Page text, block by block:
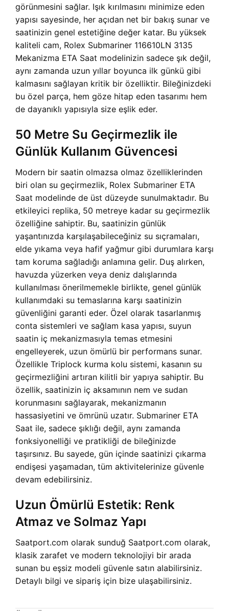
görünmesini sağlar. Işık kırılmasını minimize eden
yapısı sayesinde, her açıdan net bir bakış sunar ve
saatinizin genel estetiğine değer katar. Bu yüksek
kaliteli cam, Rolex Submariner 116610LN 3135
Mekanizma ETA Saat modelinizin sadece şık değil,
aynı zamanda uzun yıllar boyunca ilk günkü gibi
kalmasını sağlayan kritik bir özelliktir. Bileğinizdeki
bu özel parça, hem göze hitap eden tasarımı hem
de dayanıklı yapısıyla size eşlik eder.
50 Metre Su Geçirmezlik ile
Günlük Kullanım Güvencesi
Modern bir saatin olmazsa olmaz özelliklerinden
biri olan su geçirmezlik, Rolex Submariner ETA
Saat modelinde de üst düzeyde sunulmaktadır. Bu
etkileyici replika, 50 metreye kadar su geçirmezlik
özelliğine sahiptir. Bu, saatinizin günlük
yaşantınızda karşılaşabileceğiniz su sıçramaları,
elde yıkama veya hafif yağmur gibi durumlara karşı
tam koruma sağladığı anlamına gelir. Duş alırken,
havuzda yüzerken veya deniz dalışlarında
kullanılması önerilmemekle birlikte, genel günlük
kullanımdaki su temaslarına karşı saatinizin
güvenliğini garanti eder. Özel olarak tasarlanmış
conta sistemleri ve sağlam kasa yapısı, suyun
saatin iç mekanizmasıyla temas etmesini
engelleyerek, uzun ömürlü bir performans sunar.
Özellikle Triplock kurma kolu sistemi, kasanın su
geçirmezliğini artıran kilitli bir yapıya sahiptir. Bu
özellik, saatinizin iç aksamının nem ve sudan
korunmasını sağlayarak, mekanizmanın
hassasiyetini ve ömrünü uzatır. Submariner ETA
Saat ile, sadece şıklığı değil, aynı zamanda
fonksiyonelliği ve pratikliği de bileğinizde
taşırsınız. Bu sayede, gün içinde saatinizi çıkarma
endişesi yaşamadan, tüm aktivitelerinize güvenle
devam edebilirsiniz.
Uzun Ömürlü Estetik: Renk
Atmaz ve Solmaz Yapı
Saatport.com olarak sunduğ Saatport.com olarak,
klasik zarafet ve modern teknolojiyi bir arada
sunan bu eşsiz modeli güvenle satın alabilirsiniz.
Detaylı bilgi ve sipariş için bize ulaşabilirsiniz.